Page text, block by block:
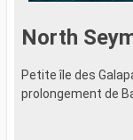
North
Petite île des
prolongement de